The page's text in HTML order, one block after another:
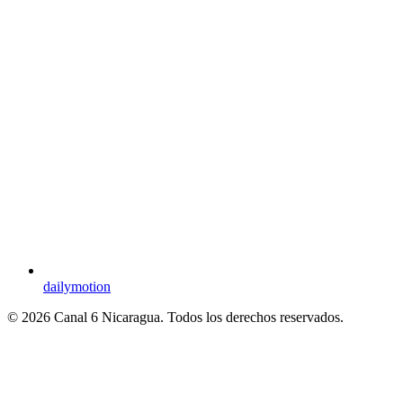
dailymotion
© 2026 Canal 6 Nicaragua. Todos los derechos reservados.